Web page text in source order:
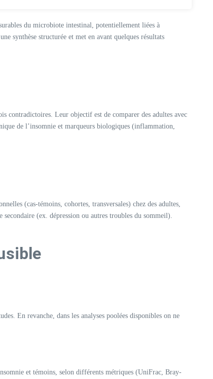
du microbiote intestinal, potentiellement liées à
synthèse structurée et met en avant quelques résultats
contradictoires. Leur objectif est de comparer des adultes avec
de l’insomnie et marqueurs biologiques (inflammation,
(cas-témoins, cohortes, transversales) chez des adultes,
(ex. dépression ou autres troubles du sommeil).
En revanche, dans les analyses poolées disponibles on ne
et témoins, selon différents métriques (UniFrac, Bray-